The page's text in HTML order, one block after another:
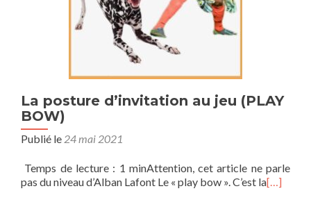
La posture d’invitation au jeu (PLAY
BOW)
Publié le 24 mai 2021
Temps de lecture : 1 minAttention, cet article ne parle
pas du niveau d’Alban Lafont Le « play bow ». C’est la[…]